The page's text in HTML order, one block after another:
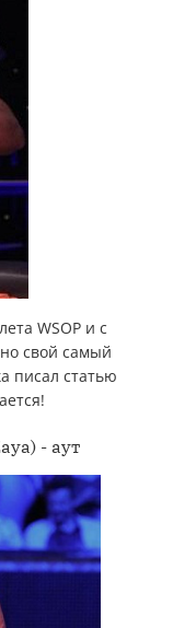
WSOP и с
свой самый
писал статью
- аут